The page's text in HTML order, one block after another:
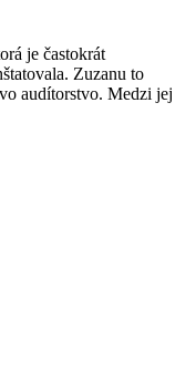
je častokrát
Zuzanu to
audítorstvo. Medzi jej